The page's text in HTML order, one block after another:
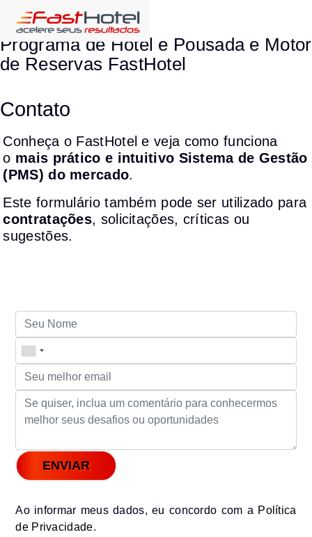
Programa de Hotel e Pousada e Motor
de Reservas FastHotel
Contato
Conheça o FastHotel e veja como funciona
o mais prático e intuitivo Sistema de Gestão
(PMS) do mercado.
Este formulário também pode ser utilizado para
contratações, solicitações, críticas ou
sugestões.
ENVIAR
Ao informar meus dados, eu concordo com a Política
de Privacidade.